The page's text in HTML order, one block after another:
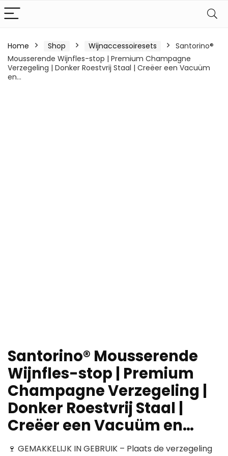
Home Shop Wijnaccessoiresets
Santorino®
Mousserende Wijnfles-stop | Premium Champagne
Verzegeling | Donker Roestvrij Staal | Creëer een Vacuüm
en…
Santorino® Mousserende
Wijnfles-stop | Premium
Champagne Verzegeling |
Donker Roestvrij Staal |
Creëer een Vacuüm en…
🍷 GEMAKKELIJK IN GEBRUIK – Plaats de verzegeling